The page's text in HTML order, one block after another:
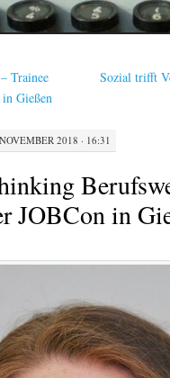
Trainee
Gießen
Sozial trifft
2018 · 16:31
JOBCon in